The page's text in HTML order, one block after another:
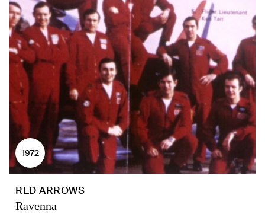
1972
RED ARROWS
Ravenna